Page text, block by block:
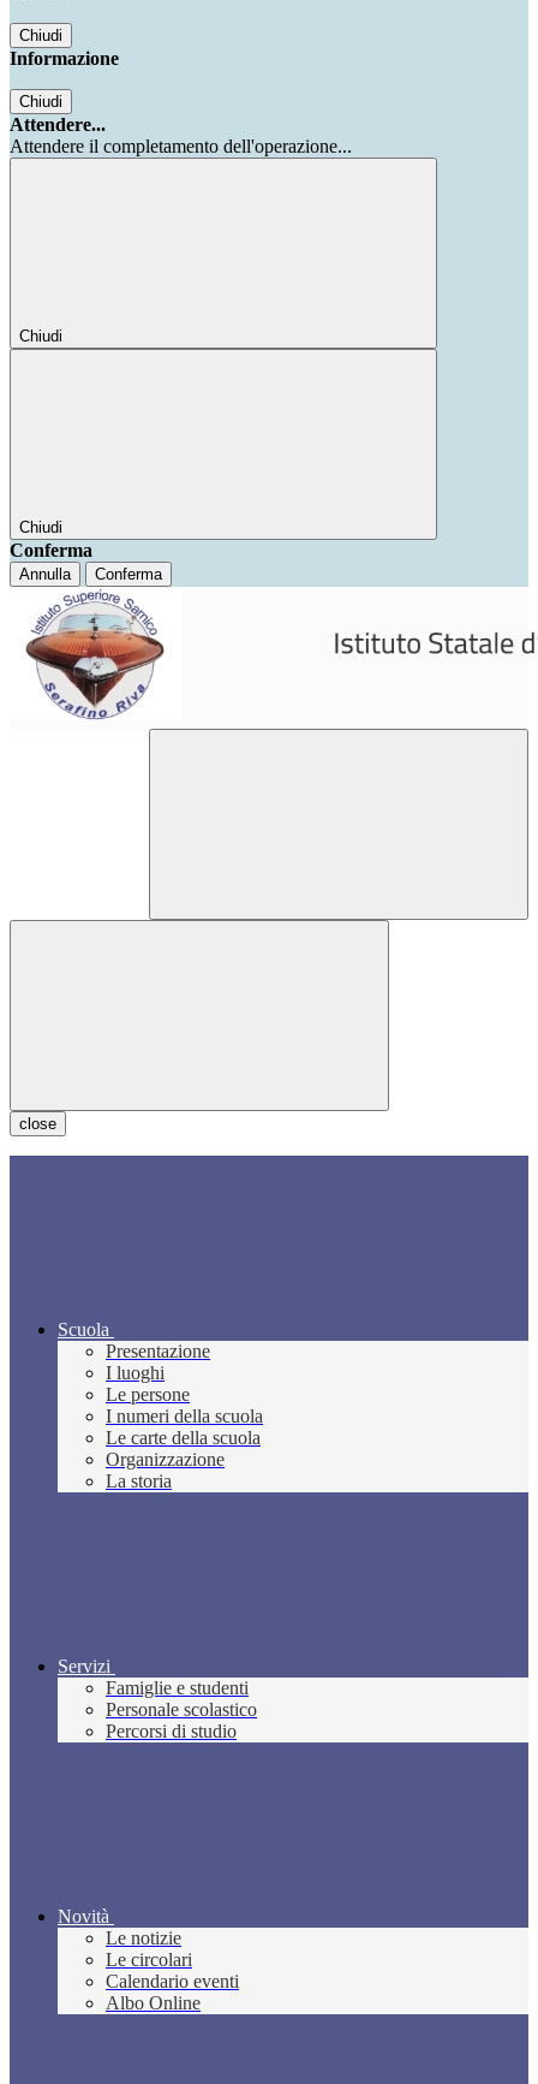
Chiudi
Informazione
Chiudi
Attendere...
Attendere il completamento dell'operazione...
Chiudi
Chiudi
Conferma
Annulla Conferma
close
Scuola
Presentazione
I luoghi
Le persone
I numeri della scuola
Le carte della scuola
Organizzazione
La storia
Servizi
Famiglie e studenti
Personale scolastico
Percorsi di studio
Novità
Le notizie
Le circolari
Calendario eventi
Albo Online